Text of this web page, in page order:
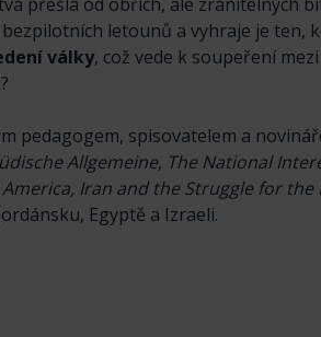
letounů a vyhraje je ten,
války, což vede k soupeření
pedagogem, spisovatelem a
Allgemeine, The National
America, Iran and the Struggle for the
Egyptě a Izraeli.